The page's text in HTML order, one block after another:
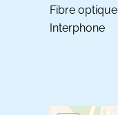
Fibre optique
Interphone